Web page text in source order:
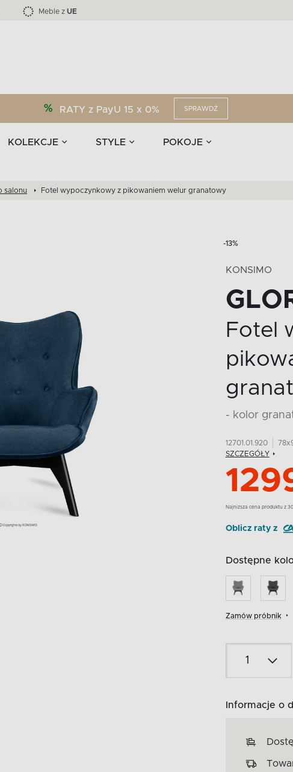
Meble z UE
RATY z PayU 15 x 0% SPRAWDŹ
KOLEKCJE STYLE POKOJE
i akcesoriaKolekcja mebli LOFTY -45 %
EPIRI Liczba produktów:
TEENS Liczba produktów:
salonu Fotel wypoczynkowy z pikowaniem welur granatowy
-13%
KONSIMO
Fotel
- kolor
12701.01.920
SZCZEGÓŁY
Najnizsza cena produktu z
Oblicz raty z
Dostępne
Zamów próbnik
Informacje o